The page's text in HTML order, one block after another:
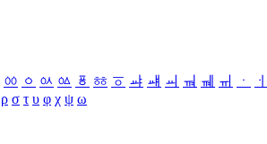
ㆀ ㆁ ㆂ ㆃ ㆄ ㆅ ㆆ ㆇ ㆈ ㆉ ㆊ ㆋ ㆌ ㆍ
ㆎ
ρ σ τ υ φ χ ψ ω